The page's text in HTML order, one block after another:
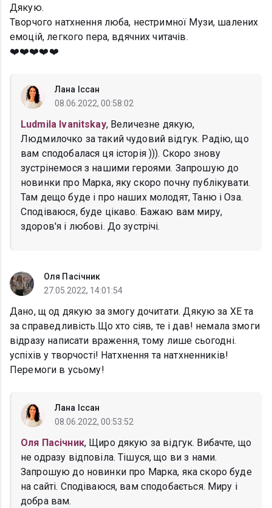
Дякую.
Творчого натхнення люба, нестримної Музи, шалених
емоцій, легкого пера, вдячних читачів.
❤️❤️❤️❤️❤️
Лана Іссан
08.06.2022, 00:58:02
Ludmila Ivanitskay, Величезне дякую,
Людмилочко за такий чудовий відгук. Радію, що
вам сподобалася ця історія ))). Скоро знову
зустрінемося з нашими героями. Запрошую до
новинки про Марка, яку скоро почну публікувати.
Там дещо буде і про наших молодят, Таню і Оза.
Сподіваюся, буде цікаво. Бажаю вам миру,
здоров'я і любові. До зустрічі.
Оля Пасічник
27.05.2022, 14:01:54
Дано, щ од дякую за змогу дочитати. Дякую за ХЕ та
за справедливість.Що хто сіяв, те і дав! немала змоги
відразу написати враження, тому лише сьогодні.
успіхів у творчості! Натхнення та натхненників!
Перемоги в усьому!
Лана Іссан
08.06.2022, 00:53:52
Оля Пасічник, Щиро дякую за відгук. Вибачте, що
не одразу відповіла. Тішуся, що ви з нами.
Запрошую до новинки про Марка, яка скоро буде
на сайті. Сподіваюся, вам сподобається. Миру і
добра вам.